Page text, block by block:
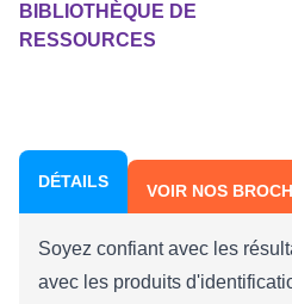
BIBLIOTHÈQUE DE
RESSOURCES
DÉTAILS VOIR NOS
Soyez confiant avec les
avec les produits